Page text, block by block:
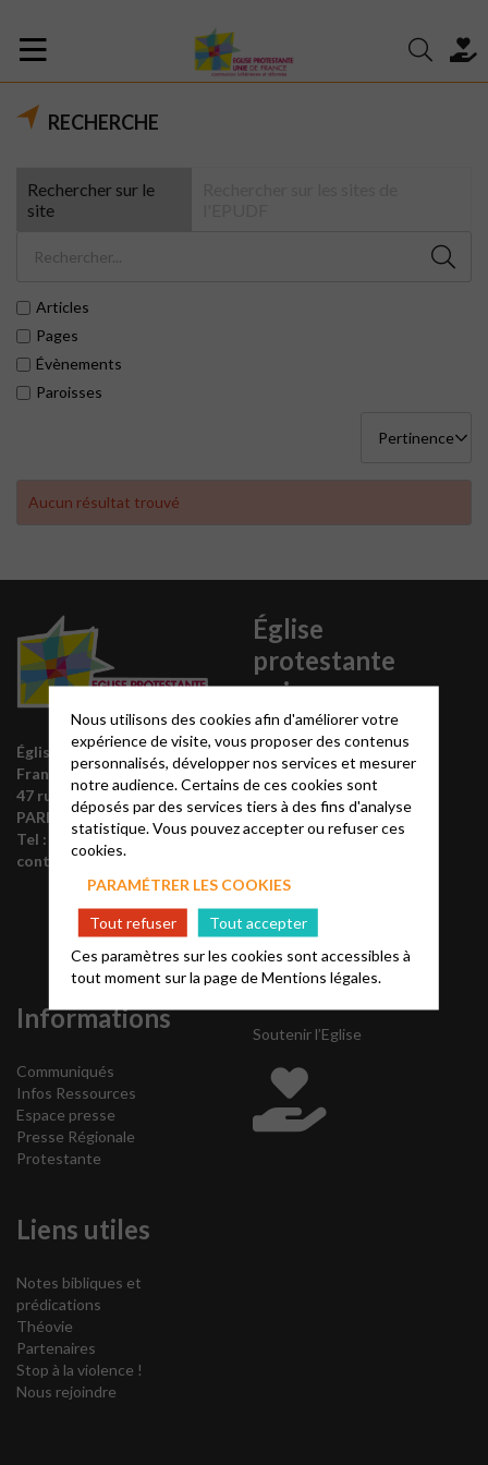
RECHERCHE
Rechercher sur le
site
Articles
Pages
Évènements
Paroisses
Aucun résultat trouvé
Église protestante unie de
France
47 rue de Clichy 75009
PARIS
Tel : 0
1 48 74 90 92
contact@epudf.org
Église
protestante
unie
Site acteurs.epudf.org
Liste des régions
Annuaire EPUdF
L’Eglise est
Informations
Communiqués
Infos Ressources
Espace presse
Presse Régionale
Protestante
Liens utiles
Notes bibliques et
prédications
Théovie
Partenaires
Stop à la violence !
Nous rejoindre
Soutenir l’Eglise
Nous utilisons des cookies afin d'améliorer votre
expérience de visite, vous proposer des contenus
personnalisés, développer nos services et mesurer
notre audience. Certains de ces cookies sont
déposés par des services tiers à des fins d'analyse
statistique. Vous pouvez accepter ou refuser ces
cookies.
PARAMÉTRER LES COOKIES
Tout refuser
Tout accepter
Ces paramètres sur les cookies sont accessibles à
tout moment sur la page deMentions légales.